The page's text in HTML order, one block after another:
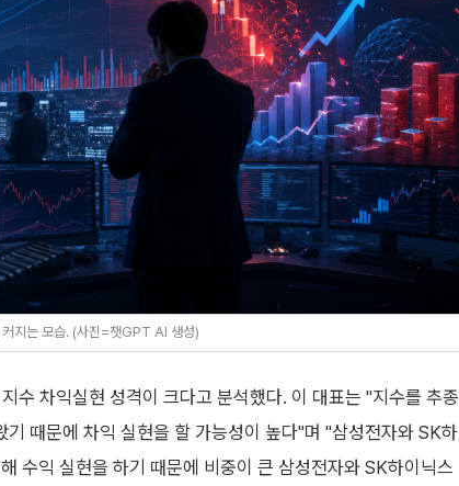
지는 모습. (사진=챗GPT AI 생성)
수 차익실현 성격이 크다고 분석했다. 이 대표는 "지수를 추종
때문에 차익 실현을 할 가능성이 높다"며 "삼성전자와 SK하
수익 실현을 하기 때문에 비중이 큰 삼성전자와 SK하이닉스